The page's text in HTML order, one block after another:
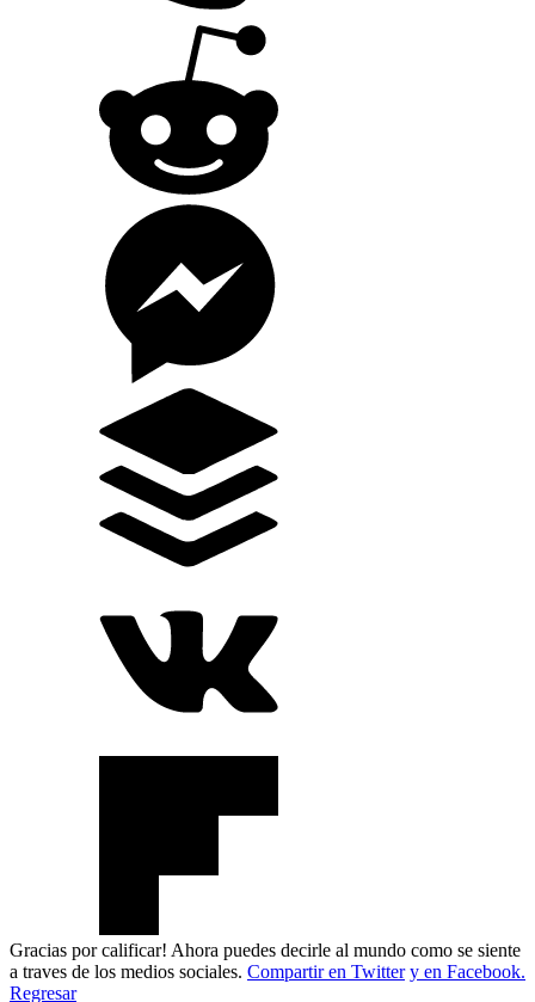
Gracias por calificar! Ahora puedes decirle al mundo como se siente
a traves de los medios sociales. Compartir en Twitter y en Facebook.
Regresar